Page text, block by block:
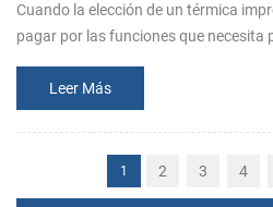
Cuando la elección de un térmica
pagar por las funciones que necesita
requisitos s...
Leer Más
1 2 3 4